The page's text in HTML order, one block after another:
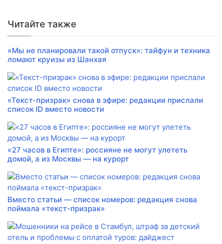
Читайте также
«Мы не планировали такой отпуск»: тайфун и техника
ломают круизы из Шанхая
«Текст-призрак» снова в эфире: редакции прислали
список ID вместо новости
«27 часов в Египте»: россияне не могут улететь
домой, а из Москвы — на курорт
Вместо статьи — список номеров: редакция снова
поймала «текст-призрак»